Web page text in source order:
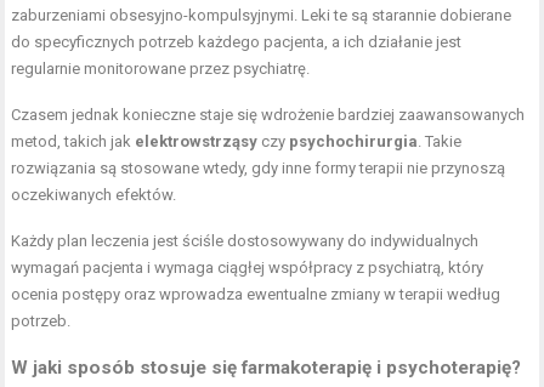
zaburzeniami obsesyjno-kompulsyjnymi. Leki te są starannie dobierane
do specyficznych potrzeb każdego pacjenta, a ich działanie jest
regularnie monitorowane przez psychiatrę.
Czasem jednak konieczne staje się wdrożenie bardziej zaawansowanych
metod, takich jak elektrowstrząsy czy psychochirurgia. Takie
rozwiązania są stosowane wtedy, gdy inne formy terapii nie przynoszą
oczekiwanych efektów.
Każdy plan leczenia jest ściśle dostosowywany do indywidualnych
wymagań pacjenta i wymaga ciągłej współpracy z psychiatrą, który
ocenia postępy oraz wprowadza ewentualne zmiany w terapii według
potrzeb.
W jaki sposób stosuje się farmakoterapię i psychoterapię?